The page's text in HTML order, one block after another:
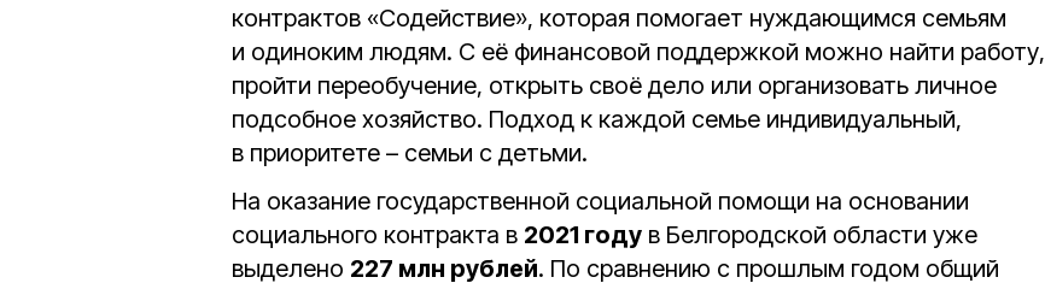
контрактов «Содействие», которая помогает нуждающимся семьям
и одиноким людям. С её финансовой поддержкой можно найти работу,
пройти переобучение, открыть своё дело или организовать личное
подсобное хозяйство. Подход к каждой семье индивидуальный,
в приоритете – семьи с детьми.
На оказание государственной социальной помощи на основании
социального контракта в 2021 году в Белгородской области уже
выделено 227 млн рублей. По сравнению с прошлым годом общий